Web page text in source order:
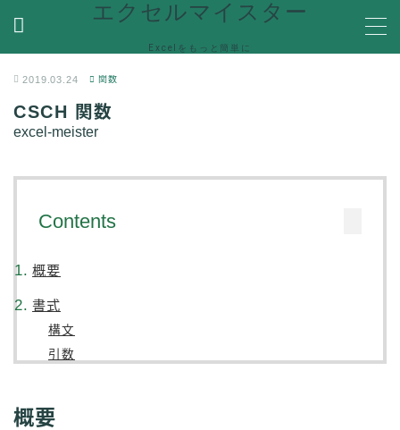
エクセルマイスター
Excelをもっと簡単に
ホーム
便利な機能 Ecxelの便利な機能や使い方を紹介
VBA
2019.03.24 関数
CSCH 関数
excel-meister
Contents
概要
書式
構文
引数
概要